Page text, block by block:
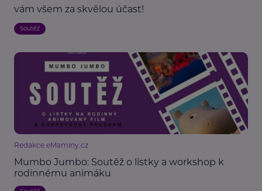
vám všem za skvělou účast!
Soutěž
Redakce eMaminy.cz
Mumbo Jumbo: Soutěž o lístky a workshop k
rodinnému animáku